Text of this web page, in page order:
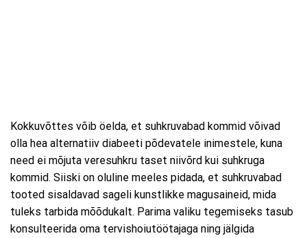
Kokkuvõttes võib öelda, et suhkruvabad kommid võivad
olla hea alternatiiv diabeeti põdevatele inimestele, kuna
need ei mõjuta veresuhkru taset niivõrd kui suhkruga
kommid. Siiski on oluline meeles pidada, et suhkruvabad
tooted sisaldavad sageli kunstlikke magusaineid, mida
tuleks tarbida mõõdukalt. Parima valiku tegemiseks tasub
konsulteerida oma tervishoiutöötajaga ning jälgida